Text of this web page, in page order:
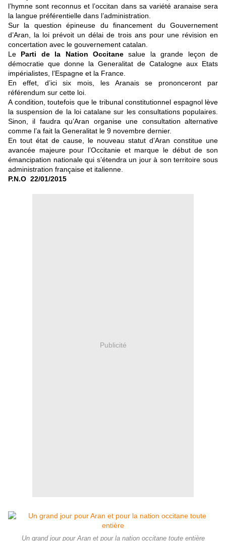
l’hymne sont reconnus et l’occitan dans sa variété aranaise sera
la langue préférentielle dans l’administration.
Sur la question épineuse du financement du Gouvernement
d’Aran, la loi prévoit un délai de trois ans pour une révision en
concertation avec le gouvernement catalan.
Le Parti de la Nation Occitane salue la grande leçon de
démocratie que donne la Generalitat de Catalogne aux Etats
impérialistes, l’Espagne et la France.
En effet, d’ici six mois, les Aranais se prononceront par
référendum sur cette loi.
A condition, toutefois que le tribunal constitutionnel espagnol lève
la suspension de la loi catalane sur les consultations populaires.
Sinon, il faudra qu’Aran organise une consultation alternative
comme l’a fait la Generalitat le 9 novembre dernier.
En tout état de cause, le nouveau statut d’Aran constitue une
avancée majeure pour l’Occitanie et marque le début de son
émancipation nationale qui s’étendra un jour à son territoire sous
administration française et italienne.
P.N.O 22/01/2015
Publicité
Un grand jour pour Aran et pour la nation occitane toute entière